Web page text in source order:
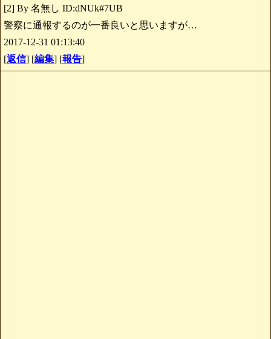
[2] By 名無し ID:dNUk#7UB
警察に通報するのが一番良いと思いますが…
2017-12-31 01:13:40
[返信] [編集] [報告]